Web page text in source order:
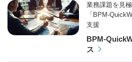
業務課題を見
「BPM-
支援
BPM-
ス